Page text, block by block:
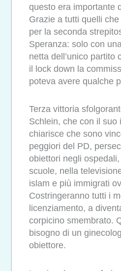
questo era importante
Grazie a tutti quelli
per la seconda
Speranza: solo con
netta dell’unico partito
il lock down la
poteva avere qualche
Terza vittoria
Schlein, che con il suo
chiarisce che sono
peggiori del PD,
obiettori negli
scuole, nella
islam e più immigrati
Costringeranno tutti i
licenziamento, a
corpicino smembrato.
bisogno di un
obiettore.